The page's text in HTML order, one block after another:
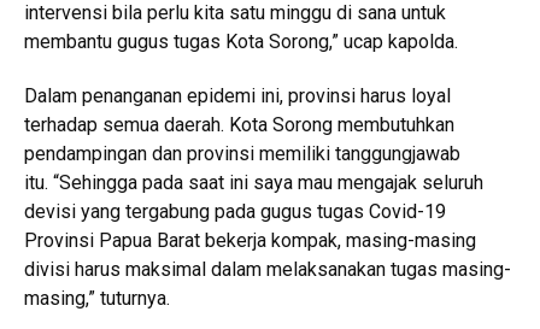
intervensi bila perlu kita satu minggu di sana untuk
membantu gugus tugas Kota Sorong,” ucap kapolda.
Dalam penanganan epidemi ini, provinsi harus loyal
terhadap semua daerah. Kota Sorong membutuhkan
pendampingan dan provinsi memiliki tanggungjawab
itu. “Sehingga pada saat ini saya mau mengajak seluruh
devisi yang tergabung pada gugus tugas Covid-19
Provinsi Papua Barat bekerja kompak, masing-masing
divisi harus maksimal dalam melaksanakan tugas masing-
masing,” tuturnya.